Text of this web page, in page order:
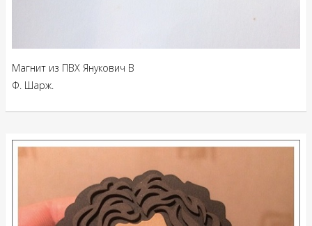
Магнит из ПВХ Янукович В
Ф. Шарж.